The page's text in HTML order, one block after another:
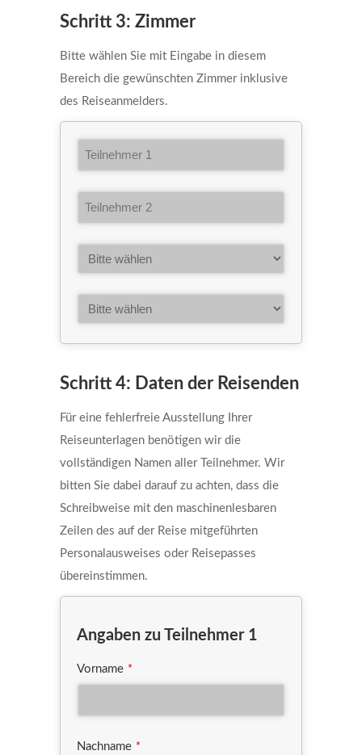
Schritt 3: Zimmer
Bitte wählen Sie mit Eingabe in diesem
Bereich die gewünschten Zimmer inklusive
des Reiseanmelders.
Schritt 4: Daten der Reisenden
Für eine fehlerfreie Ausstellung Ihrer
Reiseunterlagen benötigen wir die
vollständigen Namen aller Teilnehmer. Wir
bitten Sie dabei darauf zu achten, dass die
Schreibweise mit den maschinenlesbaren
Zeilen des auf der Reise mitgeführten
Personalausweises oder Reisepasses
übereinstimmen.
Angaben zu Teilnehmer 1
Vorname *
Nachname *